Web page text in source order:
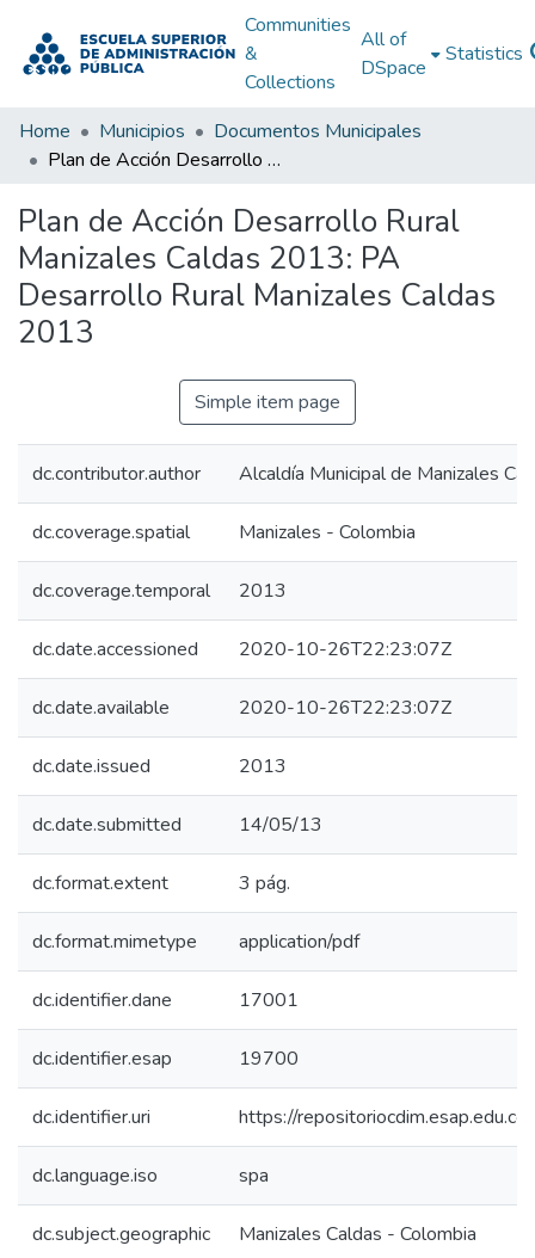
Communities
&
Collections
All of
DSpace
Statistics
Home Municipios
Documentos Municipales
Plan de Acción Desarrollo Rural Manizales Caldas 2013: PA Desarrollo Rural Manizales Caldas 2013
Plan de Acción Desarrollo Rural
Manizales Caldas 2013: PA
Desarrollo Rural Manizales Caldas
2013
Simple item page
dc.contributor.author Alcaldía Municipal de Manizales
dc.coverage.spatial Manizales - Colombia
dc.coverage.temporal 2013
dc.date.accessioned 2020-10-26T22:23:07Z
dc.date.available 2020-10-26T22:23:07Z
dc.date.issued 2013
dc.date.submitted 14/05/13
dc.format.extent 3 pág.
dc.format.mimetype application/pdf
dc.identifier.dane 17001
dc.identifier.esap 19700
dc.identifier.uri https://
dc.language.iso spa
dc.subject.geographic Manizales Caldas - Colombia